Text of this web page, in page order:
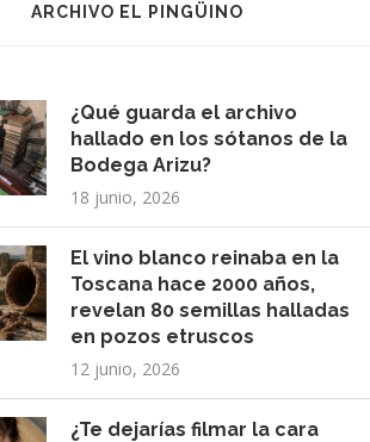
ARCHIVO EL PINGÜINO
¿Qué guarda el archivo
hallado en los sótanos de la
Bodega Arizu?
18 junio, 2026
El vino blanco reinaba en la
Toscana hace 2000 años,
revelan 80 semillas halladas
en pozos etruscos
12 junio, 2026
¿Te dejarías filmar la cara